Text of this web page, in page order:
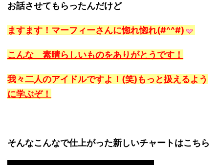
お話させてもらったんだけど
ますます！マーフィーさんに惚れ惚れ(#^^#)
こんな 素晴らしいものをありがとうです！
我々二人のアイドルですよ！(笑)もっと扱えるよう
に学ぶぞ！
そんなこんなで仕上がった新しいチャートはこちら